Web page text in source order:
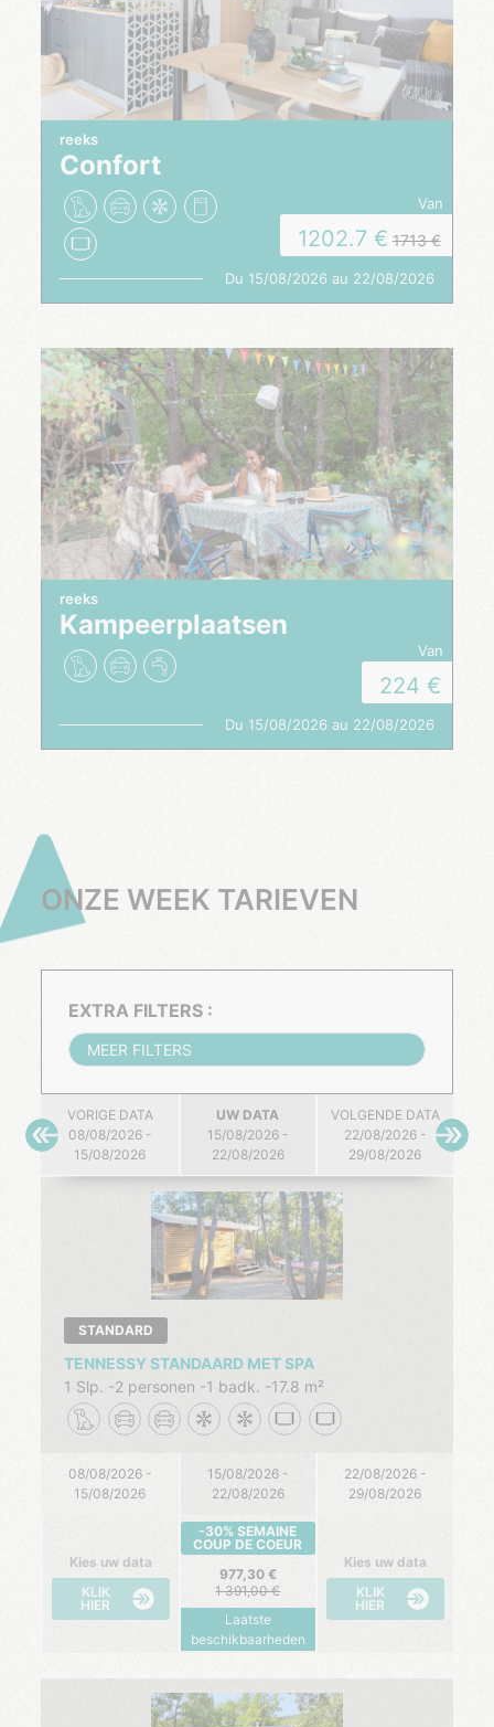
reeks
Confort
van
1202.7 1713
Du 15/08/2026 au 22/08/2026
reeks
Kampeerplaatsen
van
224
Du 15/08/2026 au 22/08/2026
ONZE WEEK TARIEVEN
VORIGE DATA
08/08/2026 -
15/08/2026
UW DATA
15/08/2026 -
22/08/2026
VOLGENDE DATA
22/08/2026 -
29/08/2026
STANDARD
TENNESSY STANDAARD MET SPA
1 Slp.
2 personen 1 badk. 17.8 m²
08/08/2026 -
15/08/2026
15/08/2026 -
22/08/2026
22/08/2026 -
29/08/2026
Kies uw data
KLIK
HIER
-30% SEMAINE
COUP DE COEUR
977,30
1 391,00
Laatste
beschikbaarheden
Kies uw data
KLIK
HIER
EXTRA FILTERS :
MEER FILTERS